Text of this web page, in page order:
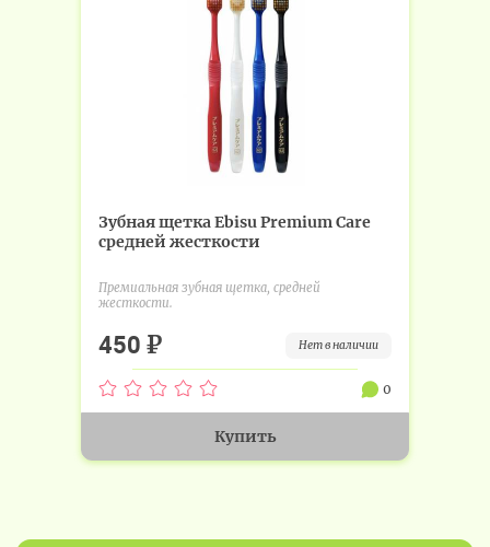
Зубная щетка Ebisu Premium Care
средней жесткости
Премиальная зубная щетка, средней
жесткости.
450 ₽ нет в наличии
0
Купить